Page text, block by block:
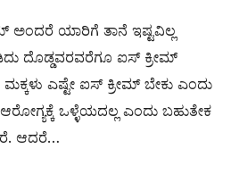
ಅಂದರೆ ಯಾರಿಗೆ ತಾನೆ ಇಷ್ಟವಿಲ್ಲ
ದೊಡ್ಡವರವರೆಗೂ ಐಸ್ ಕ್ರೀಮ್
ಎಷ್ಟೇ ಐಸ್ ಕ್ರೀಮ್ ಬೇಕು ಎಂದು
ಒಳ್ಳೆಯದಲ್ಲ ಎಂದು ಬಹುತೇಕ
ಆದರೆ…